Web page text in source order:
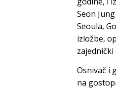
Seon
Seoula,
izložbe,
zajednički
Osnivač i
na